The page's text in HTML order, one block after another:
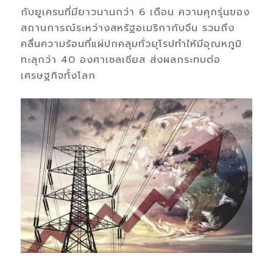
กับยูเครนที่มียาวนานกว่า 6 เดือน ความคุกรุ่นของ
สถานการณ์ระหว่างสหรัฐอเมริกากับจีน รวมถึง
คลื่นความร้อนที่แผ่ปกคลุมทั่วยุโรปทำให้มีอุณหภูมิ
ทะลุกว่า 40 องศาเซลเซียส ส่งผลกระทบต่อ
เศรษฐกิจทั้งโลก